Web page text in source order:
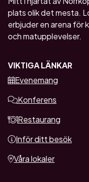
plats olik det mesta.
erbjuder en arena
och matupplevelser.
VIKTIGA LÄNKAR
Evenemang
Konferens
Restaurang
Inför ditt besök
Våra lokaler